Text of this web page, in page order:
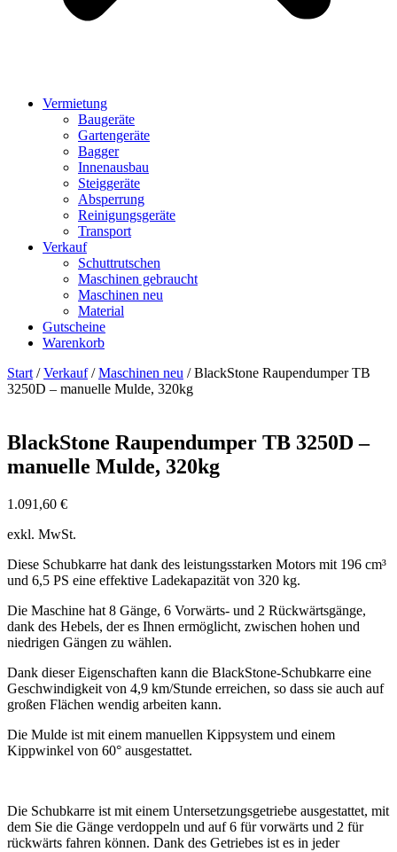
Vermietung
Baugeräte
Gartengeräte
Bagger
Innenausbau
Steiggeräte
Absperrung
Reinigungsgeräte
Transport
Verkauf
Schuttrutschen
Maschinen gebraucht
Maschinen neu
Material
Gutscheine
Warenkorb
Start /Verkauf/Maschinen neu / BlackStone Raupendumper TB
3250D – manuelle Mulde, 320kg
BlackStone Raupendumper TB 3250D –
manuelle Mulde, 320kg
1.091,60 €
exkl. MwSt.
Diese Schubkarre hat dank des leistungsstarken Motors mit 196 cm³
und 6,5 PS eine effektive Ladekapazität von 320 kg.
Die Maschine hat 8 Gänge, 6 Vorwärts- und 2 Rückwärtsgänge,
dank des Hebels, der es Ihnen ermöglicht, zwischen hohen und
niedrigen Gängen zu wählen.
Dank dieser Eigenschaften kann die BlackStone-Schubkarre eine
Geschwindigkeit von 4,9 km/Stunde erreichen, so dass sie auch auf
großen Flächen wendig arbeiten kann.
Die Mulde ist mit einem manuellen Kippsystem und einem
Kippwinkel von 60° ausgestattet.
Die Schubkarre ist mit einem Untersetzungsgetriebe ausgestattet, mit
dem Sie die Gänge verdoppeln und auf 6 für vorwärts und 2 für
rückwärts fahren können. Dank des Getriebes ist es in jeder